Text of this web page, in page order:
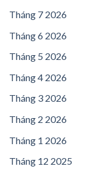
Tháng 7 2026
Tháng 6 2026
Tháng 5 2026
Tháng 4 2026
Tháng 3 2026
Tháng 2 2026
Tháng 1 2026
Tháng 12 2025